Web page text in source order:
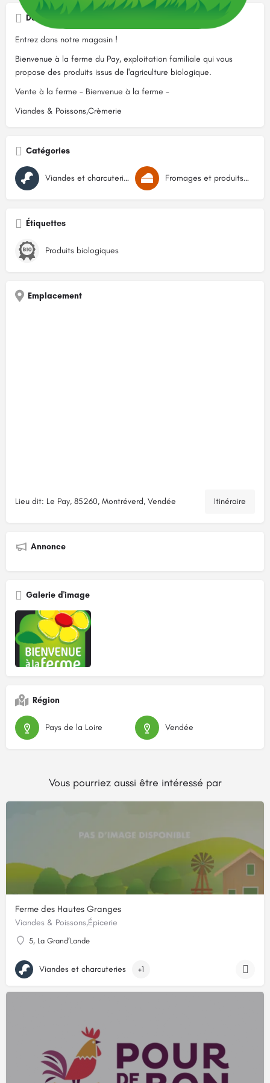
Description
Entrez dans notre magasin !
Bienvenue à la ferme du Pay, exploitation familiale qui vous
propose des produits issus de l'agriculture biologique.
Vente à la ferme - Bienvenue à la ferme -
Viandes & Poissons,Crèmerie
Catégories
Viandes et charcuteries Fromages et produits laitiers
Étiquettes
Produits biologiques
Emplacement
Lieu dit: Le Pay, 85260, Montréverd, Vendée Itinéraire
Annonce
Galerie d'image
Région
Pays de la Loire Vendée
Vous pourriez aussi être intéressé par
Ferme des Hautes Granges
Viandes & Poissons,Épicerie
5, La Grand’Lande
Viandes et charcuteries +1